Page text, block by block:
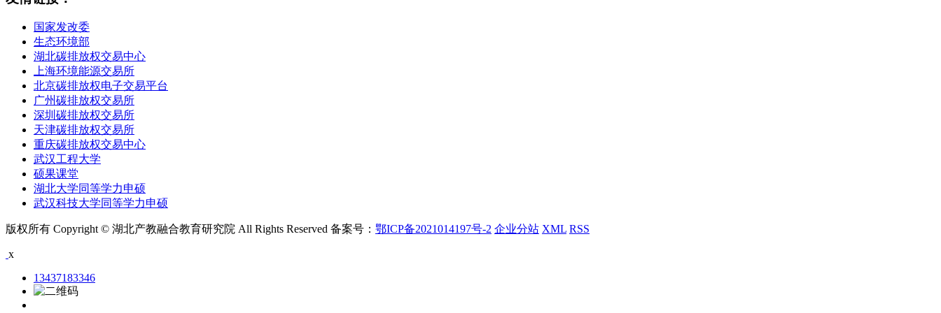
国家发改委
生态环境部
湖北碳排放权交易中心
上海环境能源交易所
北京碳排放权电子交易平台
广州碳排放权交易所
深圳碳排放权交易所
天津碳排放权交易所
重庆碳排放权交易中心
武汉工程大学
硕果课堂
湖北大学同等学力申硕
武汉科技大学同等学力申硕
版权所有 Copyright © 湖北产教融合教育研究院 All Rights Reserved 备案号： 鄂ICP备2021014197号-2 企业分站 XML RSS
x
13437183346